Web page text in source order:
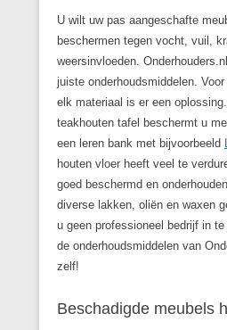
U wilt uw pas aangeschafte
beschermen tegen vocht, vuil,
weersinvloeden.
juiste onderhoudsmiddelen.
elk materiaal is er een
teakhouten tafel beschermt u
een leren bank met bijvoorbeeld
houten vloer heeft veel te
goed beschermd en
diverse lakken, oliën en waxen
u geen professioneel bedrijf in
de onderhoudsmiddelen van
zelf!
Beschadigde meubels